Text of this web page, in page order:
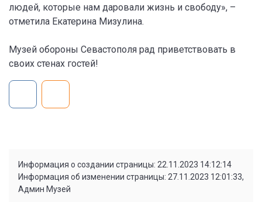
людей, которые нам даровали жизнь и свободу», –
отметила Екатерина Мизулина.
Музей обороны Севастополя рад приветствовать в
своих стенах гостей!
Информация о создании страницы: 22.11.2023 14:12:14
Информация об изменении страницы: 27.11.2023 12:01:33,
Админ Музей